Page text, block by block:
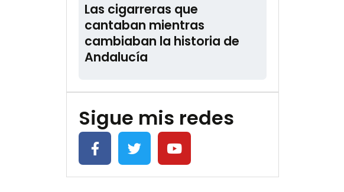
Las cigarreras que
cantaban mientras
cambiaban la historia de
Andalucía
Sigue mis redes